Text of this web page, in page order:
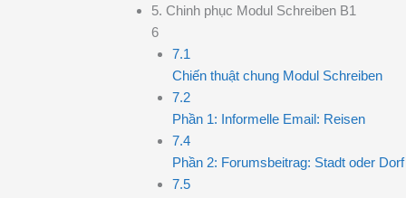
5. Chinh phục Modul Schreiben B1
6
7.1
Chiến thuật chung Modul Schreiben
7.2
Phần 1: Informelle Email: Reisen
7.4
Phần 2: Forumsbeitrag: Stadt oder Dorf
7.5